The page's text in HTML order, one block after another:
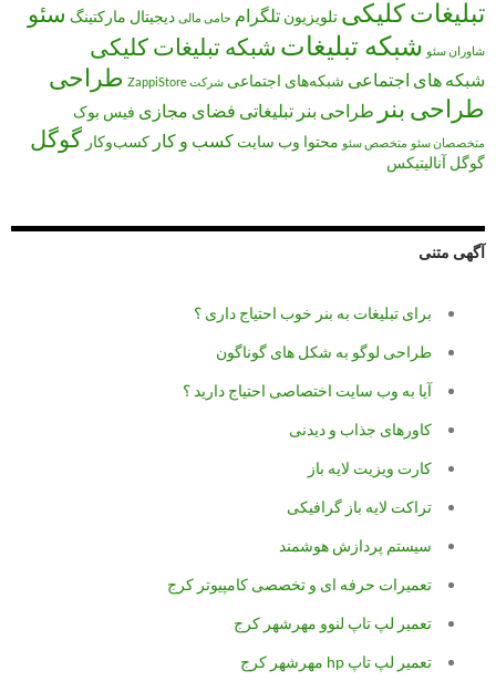
تبلیغات کلیکی تلویزیون تلگرام حامی مالی دیجیتال مارکتینگ سئو
شاوران سئو شبکه تبلیغات شبکه تبلیغات کلیکی
شبکه های اجتماعی شبکه‌های اجتماعی شرکت ZappiStore
طراحی
طراحی بنر طراحی بنر تبلیغاتی فضای مجازی فیس بوک
متخصصان سئو متخصص سئو محتوا وب سایت کسب و کار کسب‌وکار گوگل
گوگل آنالیتیکس
آگهی متنی
برای تبلیغات به بنر خوب احتیاج داری ؟
طراحی لوگو به شکل های گوناگون
آیا به وب سایت اختصاصی احتیاج دارید ؟
کاورهای جذاب و دیدنی
کارت ویزیت لایه باز
تراکت لایه باز گرافیکی
سیستم پردازش هوشمند
تعمیرات حرفه ای و تخصصی کامپیوتر کرج
تعمیر لپ تاپ لنوو مهرشهر کرج
تعمیر لپ تاپ hp مهرشهر کرج